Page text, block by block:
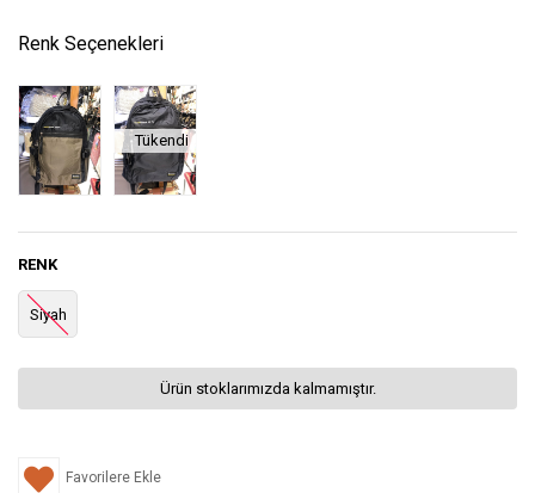
Renk Seçenekleri
Tükendi
RENK
Siyah
Ürün stoklarımızda kalmamıştır.
Favorilere Ekle